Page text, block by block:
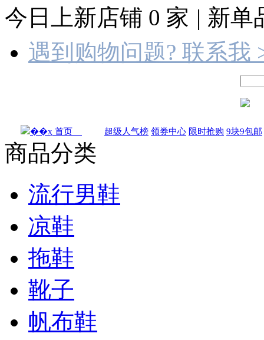
今日上新店铺 0 家 | 新单
遇到购物问题? 联系我
首页 超级人气榜 领券中心 限时抢购 9块9包邮
商品分类
流行男鞋
凉鞋
拖鞋
靴子
帆布鞋